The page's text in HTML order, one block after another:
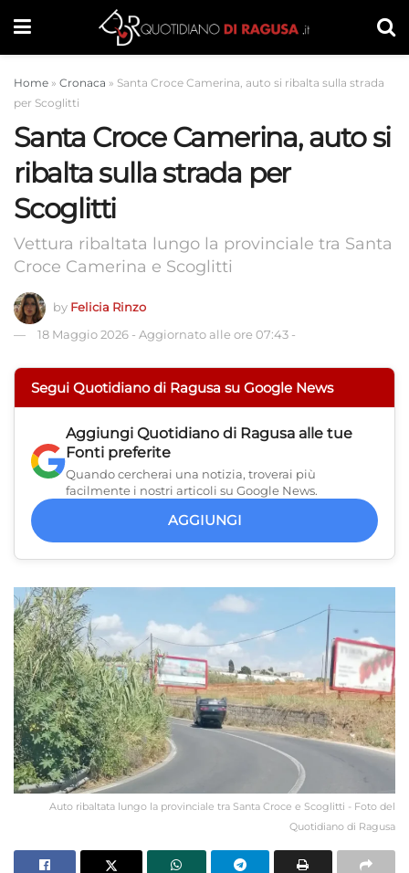
Home » Cronaca » Santa Croce Camerina, auto si ribalta sulla strada
per Scoglitti
Santa Croce Camerina, auto si
ribalta sulla strada per
Scoglitti
Vettura ribaltata lungo la provinciale tra Santa
Croce Camerina e Scoglitti
by Felicia Rinzo
18 Maggio 2026 - Aggiornato alle ore 07:43 -
Segui Quotidiano di Ragusa su Google News
Aggiungi Quotidiano di Ragusa alle tue
Fonti preferite
Quando cercherai una notizia, troverai più
facilmente i nostri articoli su Google News.
AGGIUNGI
Auto ribaltata lungo la provinciale tra Santa Croce e Scoglitti - Foto del
Quotidiano di Ragusa